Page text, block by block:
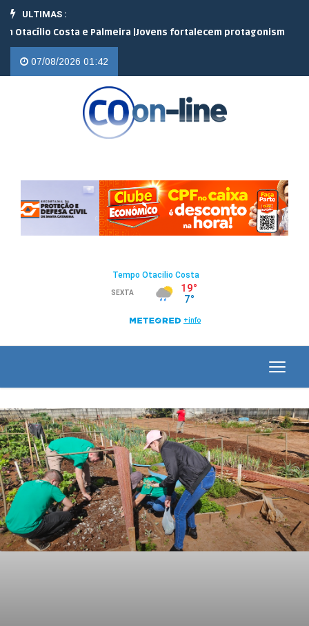
ULTIMAS :
Costa e Palmeira | Jovens fortalecem protagonismo no campo
07/08/2026 01:42